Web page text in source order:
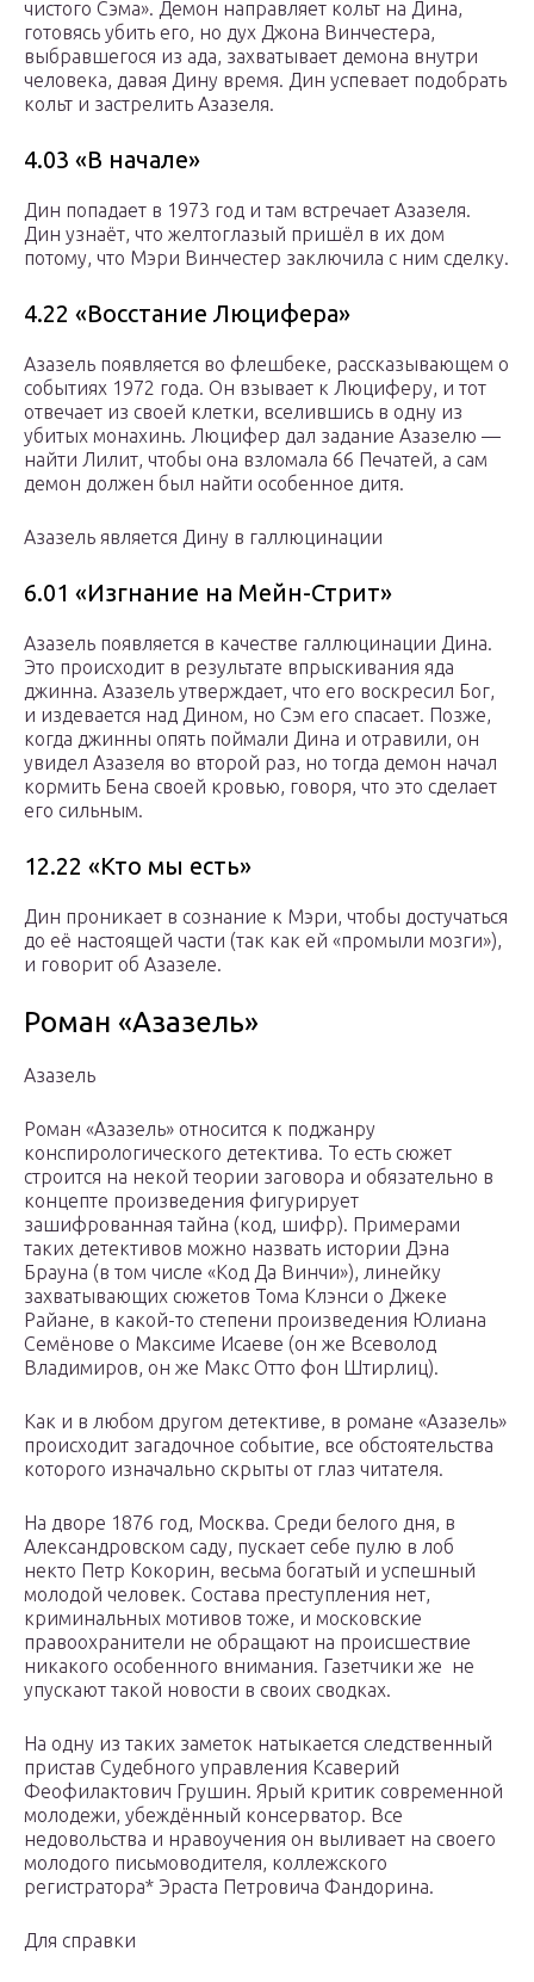
чистого Сэма». Демон направляет кольт на Дина,
готовясь убить его, но дух Джона Винчестера,
выбравшегося из ада, захватывает демона внутри
человека, давая Дину время. Дин успевает подобрать
кольт и застрелить Азазеля.
4.03 «В начале»
Дин попадает в 1973 год и там встречает Азазеля.
Дин узнаёт, что желтоглазый пришёл в их дом
потому, что Мэри Винчестер заключила с ним сделку.
4.22 «Восстание Люцифера»
Азазель появляется во флешбеке, рассказывающем о
событиях 1972 года. Он взывает к Люциферу, и тот
отвечает из своей клетки, вселившись в одну из
убитых монахинь. Люцифер дал задание Азазелю —
найти Лилит, чтобы она взломала 66 Печатей, а сам
демон должен был найти особенное дитя.
Азазель является Дину в галлюцинации
6.01 «Изгнание на Мейн-Стрит»
Азазель появляется в качестве галлюцинации Дина.
Это происходит в результате впрыскивания яда
джинна. Азазель утверждает, что его воскресил Бог,
и издевается над Дином, но Сэм его спасает. Позже,
когда джинны опять поймали Дина и отравили, он
увидел Азазеля во второй раз, но тогда демон начал
кормить Бена своей кровью, говоря, что это сделает
его сильным.
12.22 «Кто мы есть»
Дин проникает в сознание к Мэри, чтобы достучаться
до её настоящей части (так как ей «промыли мозги»),
и говорит об Азазеле.
Роман «Азазель»
Азазель
Роман «Азазель» относится к поджанру
конспирологического детектива. То есть сюжет
строится на некой теории заговора и обязательно в
концепте произведения фигурирует
зашифрованная тайна (код, шифр). Примерами
таких детективов можно назвать истории Дэна
Брауна (в том числе «Код Да Винчи»), линейку
захватывающих сюжетов Тома Клэнси о Джеке
Райане, в какой-то степени произведения Юлиана
Семёнове о Максиме Исаеве (он же Всеволод
Владимиров, он же Макс Отто фон Штирлиц).
Как и в любом другом детективе, в романе «Азазель»
происходит загадочное событие, все обстоятельства
которого изначально скрыты от глаз читателя.
На дворе 1876 год, Москва. Среди белого дня, в
Александровском саду, пускает себе пулю в лоб
некто Петр Кокорин, весьма богатый и успешный
молодой человек. Состава преступления нет,
криминальных мотивов тоже, и московские
правоохранители не обращают на происшествие
никакого особенного внимания. Газетчики же не
упускают такой новости в своих сводках.
На одну из таких заметок натыкается следственный
пристав Судебного управления Ксаверий
Феофилактович Грушин. Ярый критик современной
молодежи, убеждённый консерватор. Все
недовольства и нравоучения он выливает на своего
молодого письмоводителя, коллежского
регистратора* Эраста Петровича Фандорина.
Для справки